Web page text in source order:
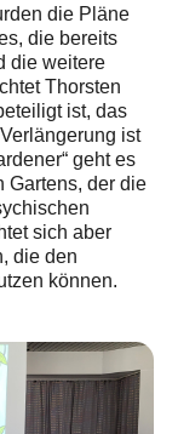
die Pläne
die bereits
die weitere
Thorsten
ist, das
ist
geht es
Gartens, der die
sich aber
die den
können.